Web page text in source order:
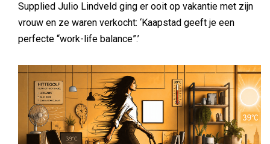
Supplied Julio Lindveld ging er ooit op vakantie met zijn
vrouw en ze waren verkocht: ‘Kaapstad geeft je een
perfecte “work-life balance”.’